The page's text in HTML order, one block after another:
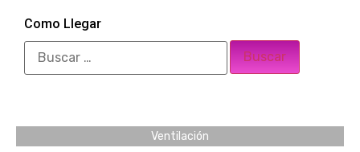
Como Llegar
Ventilación